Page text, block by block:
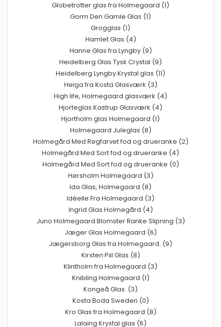
Globetrotter glas fra Holmegaard (1)
Gorm Den Gamle Glas (1)
Grogglas (1)
Hamlet Glas (4)
Hanne Glas fra Lyngby (9)
Heidelberg Glas Tysk Crystal (9)
Heidelberg Lyngby Krystal glas (11)
Helga fra Kosta Glasværk (3)
High life, Holmegaard glasværk (4)
Hjorteglas Kastrup Glasværk (4)
Hjortholm glas Holmegaard (1)
Holmegaard Juleglas (8)
Holmegård Med Røgfarvet fod og drueranke (2)
Holmegård Med Sort fod og drueranke (4)
Holmegård Med Sort fod og drueranke (0)
Hørsholm Holmegaard (3)
Ida Glas, Holmegaard (8)
Idéelle Fra Holmegaard (3)
Ingrid Glas Holmegård (4)
Juno Holmegaard Blomster Ranke Slipning (3)
Jæger Glas Holmegaard (6)
Jægersborg Glas fra Holmegaard. (9)
Kirsten Piil Glas (8)
Klintholm fra Holmegaard (3)
Knibling Holmegaard (1)
Kongeå Glas. (3)
Kosta Boda Sweden (0)
Kro Glas fra Holmegaard (8)
Lalaing Krystal glas (6)